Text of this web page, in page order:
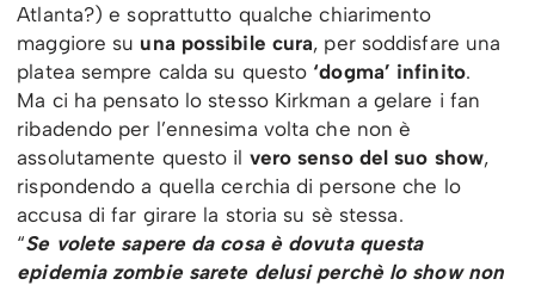
Atlanta?) e soprattutto qualche chiarimento
maggiore su una possibile cura, per soddisfare una
platea sempre calda su questo ‘dogma’ infinito.
Ma ci ha pensato lo stesso Kirkman a gelare i fan
ribadendo per l’ennesima volta che non è
assolutamente questo il vero senso del suo show,
rispondendo a quella cerchia di persone che lo
accusa di far girare la storia su sè stessa.
“Se volete sapere da cosa è dovuta questa
epidemia zombie sarete delusi perchè lo show non